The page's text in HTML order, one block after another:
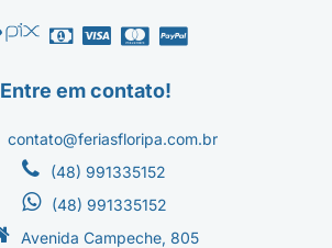
Entre em contato!
contato@feriasfloripa.com.br
(48) 991335152
(48) 991335152
Avenida Campeche, 805